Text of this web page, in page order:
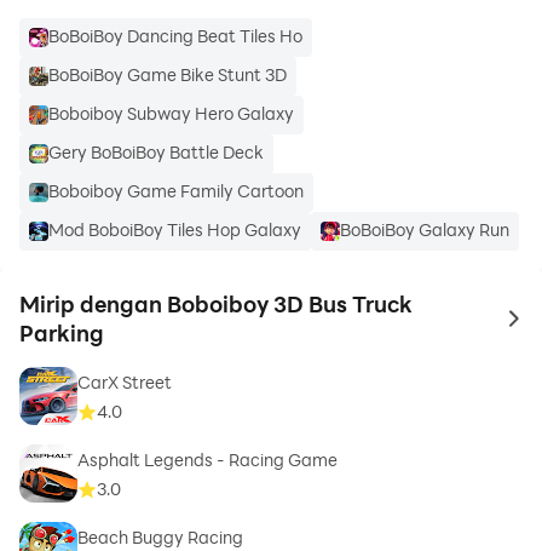
BoBoiBoy Dancing Beat Tiles Ho
BoBoiBoy Game Bike Stunt 3D
Boboiboy Subway Hero Galaxy
Gery BoBoiBoy Battle Deck
Boboiboy Game Family Cartoon
Mod BoboiBoy Tiles Hop Galaxy
BoBoiBoy Galaxy Run
Mirip dengan Boboiboy 3D Bus Truck
Parking
to
CarX Street
4.0
Asphalt Legends - Racing Game
3.0
Beach Buggy Racing